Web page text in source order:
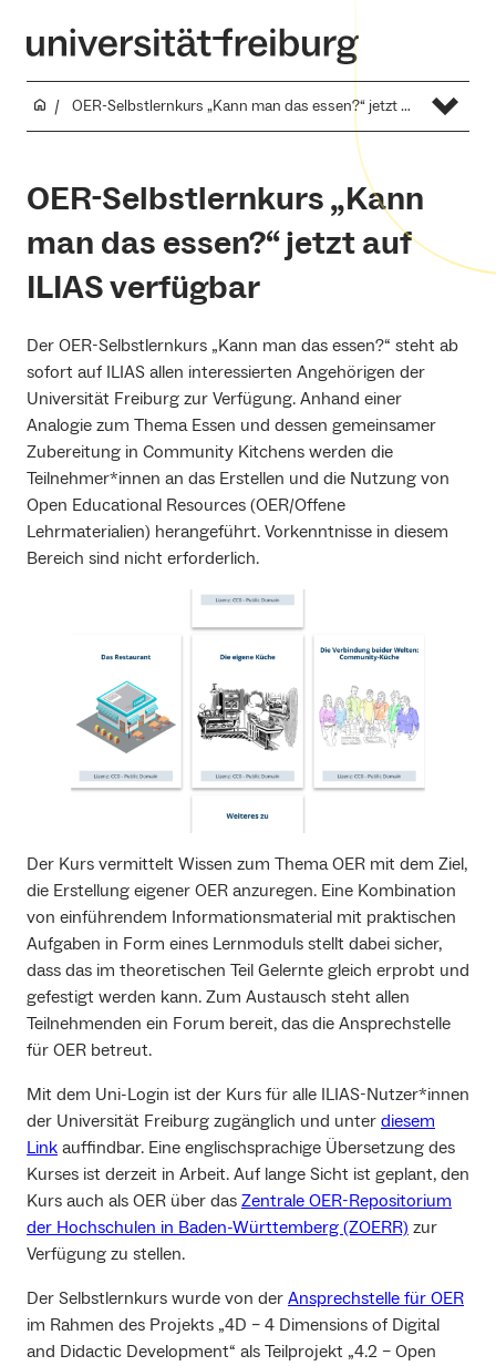
OER-Selbstlernkurs „Kann man das essen?“ jetzt auf ILIAS verfügbar
OER-Selbstlernkurs „Kann
man das essen?“ jetzt auf
ILIAS verfügbar
Der OER-Selbstlernkurs „Kann man das essen?“ steht ab
sofort auf ILIAS allen interessierten Angehörigen der
Universität Freiburg zur Verfügung. Anhand einer
Analogie zum Thema Essen und dessen gemeinsamer
Zubereitung in Community Kitchens werden die
Teilnehmer*innen an das Erstellen und die Nutzung von
Open Educational Resources (OER/Offene
Lehrmaterialien) herangeführt. Vorkenntnisse in diesem
Bereich sind nicht erforderlich.
Der Kurs vermittelt Wissen zum Thema OER mit dem Ziel,
die Erstellung eigener OER anzuregen. Eine Kombination
von einführendem Informationsmaterial mit praktischen
Aufgaben in Form eines Lernmoduls stellt dabei sicher,
dass das im theoretischen Teil Gelernte gleich erprobt und
gefestigt werden kann. Zum Austausch steht allen
Teilnehmenden ein Forum bereit, das die Ansprechstelle
für OER betreut.
Mit dem Uni-Login ist der Kurs für alle ILIAS-Nutzer*innen
der Universität Freiburg zugänglich und unter diesem
Link auffindbar. Eine englischsprachige Übersetzung des
Kurses ist derzeit in Arbeit. Auf lange Sicht ist geplant, den
Kurs auch als OER über das Zentrale OER-Repositorium
der Hochschulen in Baden-Württemberg (ZOERR) zur
Verfügung zu stellen.
Der Selbstlernkurs wurde von der Ansprechstelle für OER
im Rahmen des Projekts „4D – 4 Dimensions of Digital
and Didactic Development“ als Teilprojekt „4.2 – Open